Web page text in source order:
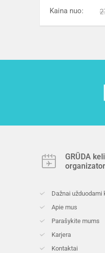
Kaina nuo:
GRŪDA
Dažnai užduodami
Apie mus
Parašykite mums
Karjera
Kontaktai